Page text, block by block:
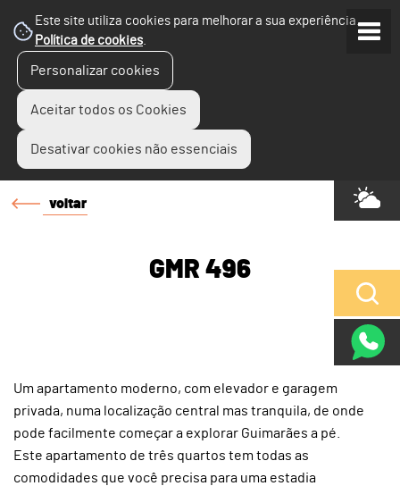
Este site utiliza cookies para melhorar a sua experiência.
Política de cookies.
Personalizar cookies
Aceitar todos os Cookies
Desativar cookies não essenciais
voltar
GMR 496
Um apartamento moderno, com elevador e garagem
privada, numa localização central mas tranquila, de onde
pode facilmente começar a explorar Guimarães a pé.
Este apartamento de três quartos tem todas as
comodidades que você precisa para uma estadia